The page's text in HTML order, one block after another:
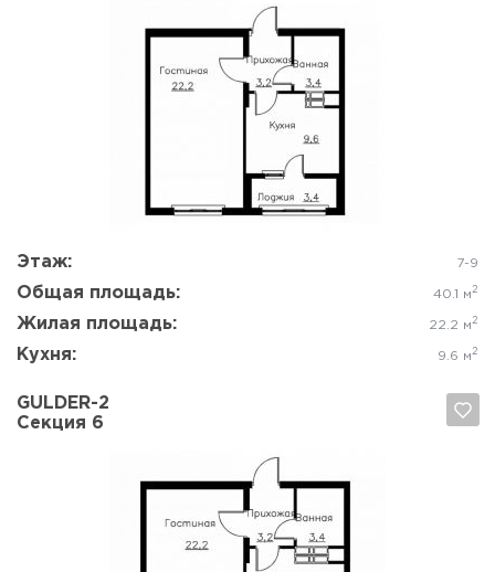
Этаж: 7-9
Общая площадь: 40.1 м 2
Жилая площадь: 22.2 м 2
Кухня: 9.6 м 2
Отмена
GULDER-2
Секция 6